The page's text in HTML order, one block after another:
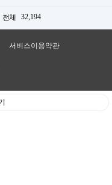
전체 32,194
서비스이용약관